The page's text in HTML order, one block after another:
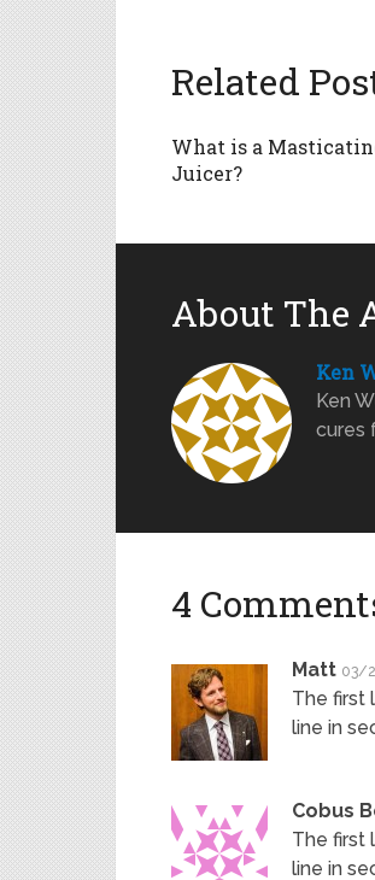
Related
What is a
Juicer?
About The
Ken
Ken
cures
4
Matt 03/
The first
line in
Cobus
The first
line in